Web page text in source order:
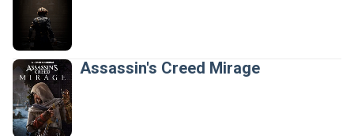
Assassin's Creed Mirage